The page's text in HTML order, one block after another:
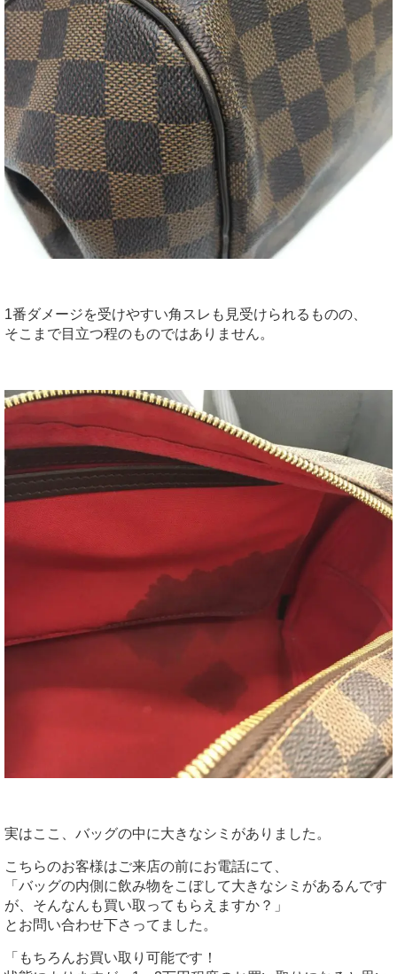
1番ダメージを受けやすい角スレも見受けられるものの、
そこまで目立つ程のものではありません。
実はここ、バッグの中に大きなシミがありました。
こちらのお客様はご来店の前にお電話にて、
「バッグの内側に飲み物をこぼして大きなシミがあるんです
が、そんなんも買い取ってもらえますか？」
とお問い合わせ下さってました。
「もちろんお買い取り可能です！